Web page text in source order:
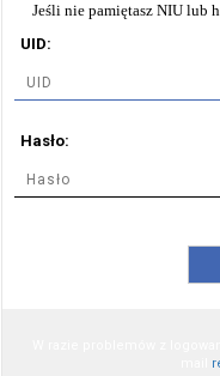
Jeśli nie pamiętasz NIU lub
UID:
Hasło: